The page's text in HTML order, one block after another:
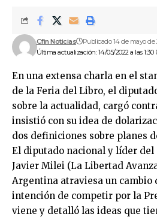
Última actualización: 14/05/2022 a las 1:30
Cfin Noticias Publicado 14 de mayo de
En una extensa charla en el
de la Feria del Libro, el
sobre la actualidad, cargó
insistió con su idea de
dos definiciones sobre planes
El diputado nacional y líder
Javier Milei (La Libertad
Argentina atraviesa un cambio
intención de competir por la
viene y detalló las ideas que